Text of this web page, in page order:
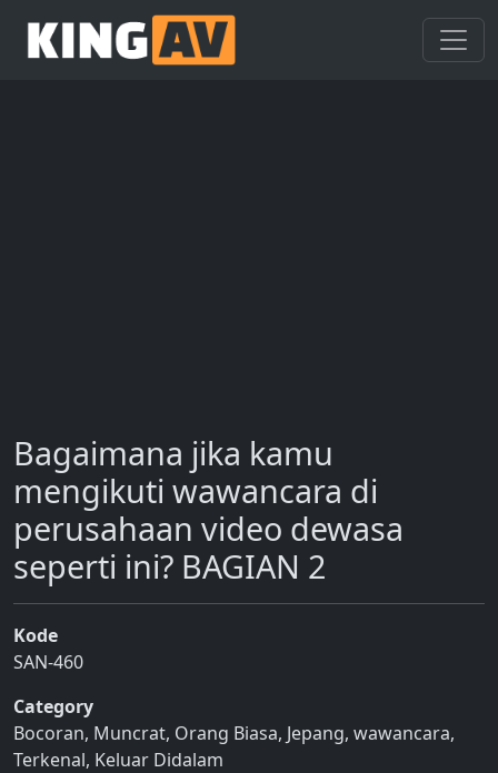
Bagaimana jika kamu
mengikuti wawancara di
perusahaan video dewasa
seperti ini? BAGIAN 2
Kode
SAN-460
Category
Bocoran, Muncrat, Orang Biasa, Jepang, wawancara,
Terkenal, Keluar Didalam